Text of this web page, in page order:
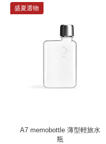
盛夏選物
A7 memobottle 薄型輕旅水
瓶